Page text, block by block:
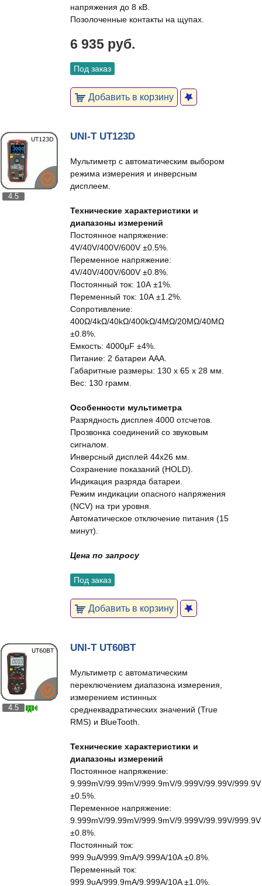
напряжения до 8 кВ.
Позолоченные контакты на щупах.
6 935 руб.
Под заказ
Добавить в корзину
4.5
UNI-T UT123D
Мультиметр с автоматическим выбором
режима измерения и инверсным
дисплеем.
Технические характеристики и
диапазоны измерений
Постоянное напряжение:
4V/40V/400V/600V ±0.5%.
Переменное напряжение:
4V/40V/400V/600V ±0.8%.
Постоянный ток: 10А ±1%.
Переменный ток: 10А ±1.2%.
Сопротивление:
400Ω/4kΩ/40kΩ/400kΩ/4MΩ/20MΩ/40MΩ
±0.8%.
Емкость: 4000μF ±4%.
Питание: 2 батареи AAA.
Габаритные размеры: 130 x 65 x 28 мм.
Вес: 130 грамм.
Особенности мультиметра
Разрядность дисплея 4000 отсчетов.
Прозвонка соединений со звуковым
сигналом.
Инверсный дисплей 44х26 мм.
Сохранение показаний (HOLD).
Индикация разряда батареи.
Режим индикации опасного напряжения
(NCV) на три уровня.
Автоматическое отключение питания (15
минут).
Цена по запросу
Под заказ
Добавить в корзину
4.5
UNI-T UT60BT
Мультиметр с автоматическим
переключением диапазона измерения,
измерением истинных
среднеквадратических значений (True
RMS) и BlueTooth.
Технические характеристики и
диапазоны измерений
Постоянное напряжение:
9.999mV/99.99mV/999.9mV/9.999V/99.99V/999.9V
±0.5%.
Переменное напряжение:
9.999mV/99.99mV/999.9mV/9.999V/99.99V/999.9V
±0.8%.
Постоянный ток:
999.9uA/999.9mA/9.999A/10A ±0.8%.
Переменный ток:
999.9uA/999.9mA/9.999A/10A ±1.0%.